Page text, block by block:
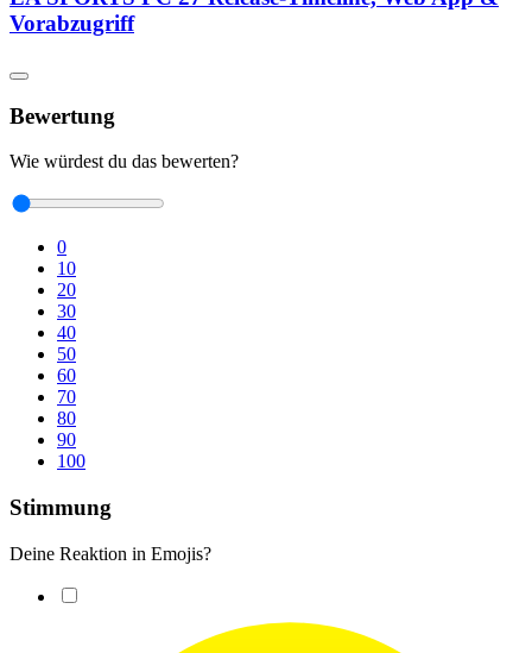
Vorabzugriff
Bewertung
Wie würdest du das bewerten?
0
10
20
30
40
50
60
70
80
90
100
Stimmung
Deine Reaktion in Emojis?